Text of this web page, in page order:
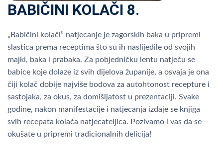
BABIČINI KOLAČI 8.
„Babičini kolači” natjecanje je zagorskih baka u pripremi
slastica prema receptima što su ih naslijedile od svojih
majki, baka i prabaka. Za pobjedničku lentu natječu se
babice koje dolaze iz svih dijelova županije, a osvaja je ona
čiji kolač dobije najviše bodova za autohtonost recepture i
sastojaka, za okus, za domišljatost u prezentaciji. Svake
godine, nakon manifestacije i natjecanja izdaje se knjiga
svih recepata kolača natjecateljica. Pozivamo i vas da se
okušate u pripremi tradicionalnih delicija!